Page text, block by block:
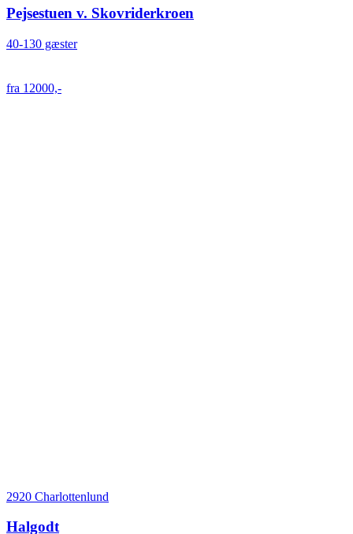
Pejsestuen v. Skovriderkroen
40-130 gæster
fra 12000,-
2920 Charlottenlund
Halgodt